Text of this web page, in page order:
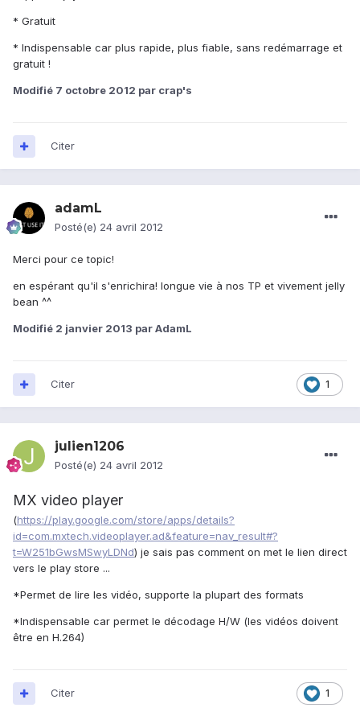
* Gratuit
* Indispensable car plus rapide, plus fiable, sans redémarrage et
gratuit !
Modifié 7 octobre 2012 par crap's
Citer
adamL
Posté(e) 24 avril 2012
Merci pour ce topic!
en espérant qu'il s'enrichira! longue vie à nos TP et vivement jelly
bean ^^
Modifié 2 janvier 2013 par AdamL
1
Citer
julien1206
Posté(e) 24 avril 2012
MX video player
(https://play.google.com/store/apps/details?
id=com.mxtech.videoplayer.ad&feature=nav_result#?
t=W251bGwsMSwyLDNd) je sais pas comment on met le lien direct
vers le play store ...
*Permet de lire les vidéo, supporte la plupart des formats
*Indispensable car permet le décodage H/W (les vidéos doivent
être en H.264)
1
Citer